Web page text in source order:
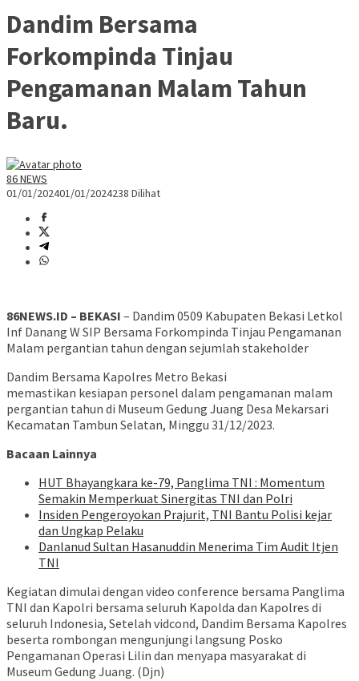
Dandim Bersama
Forkompinda Tinjau
Pengamanan Malam Tahun
Baru.
86 NEWS
01/01/202401/01/2024238 Dilihat
86NEWS.ID – BEKASI – Dandim 0509 Kabupaten Bekasi Letkol
Inf Danang W SIP Bersama Forkompinda Tinjau Pengamanan
Malam pergantian tahun dengan sejumlah stakeholder
Dandim Bersama Kapolres Metro Bekasi
memastikan kesiapan personel dalam pengamanan malam
pergantian tahun di Museum Gedung Juang Desa Mekarsari
Kecamatan Tambun Selatan, Minggu 31/12/2023.
Bacaan Lainnya
HUT Bhayangkara ke-79, Panglima TNI : Momentum
Semakin Memperkuat Sinergitas TNI dan Polri
Insiden Pengeroyokan Prajurit, TNI Bantu Polisi kejar
dan Ungkap Pelaku
Danlanud Sultan Hasanuddin Menerima Tim Audit Itjen
TNI
Kegiatan dimulai dengan video conference bersama Panglima
TNI dan Kapolri bersama seluruh Kapolda dan Kapolres di
seluruh Indonesia, Setelah vidcond, Dandim Bersama Kapolres
beserta rombongan mengunjungi langsung Posko
Pengamanan Operasi Lilin dan menyapa masyarakat di
Museum Gedung Juang. (Djn)